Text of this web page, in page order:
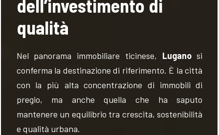
dell’investimento di
qualità
Nel panorama immobiliare ticinese, Luganosi
conferma la destinazione di riferimento. È la città
con la più alta concentrazione di immobili di
pregio, ma anche quella che ha saputo
mantenere un equilibrio tra crescita, sostenibilità
e qualità urbana.